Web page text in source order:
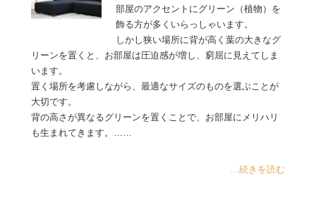
部屋のアクセントにグリーン（植物）を
飾る方が多くいらっしゃいます。
しかし狭い場所に背が高く葉の大きなグ
リーンを置くと、お部屋は圧迫感が増し、窮屈に見えてしま
います。
置く場所を考慮しながら、最適なサイズのものを選ぶことが
大切です。
背の高さが異なるグリーンを置くことで、お部屋にメリハリ
も生まれてきます。……
...続きを読む